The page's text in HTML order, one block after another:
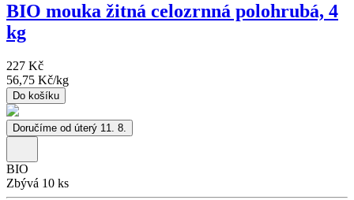
BIO mouka žitná celozrnná polohrubá, 4
kg
227 Kč
56,75 Kč/kg
Do košíku
Doručíme od úterý 11. 8.
BIO
Zbývá 10 ks